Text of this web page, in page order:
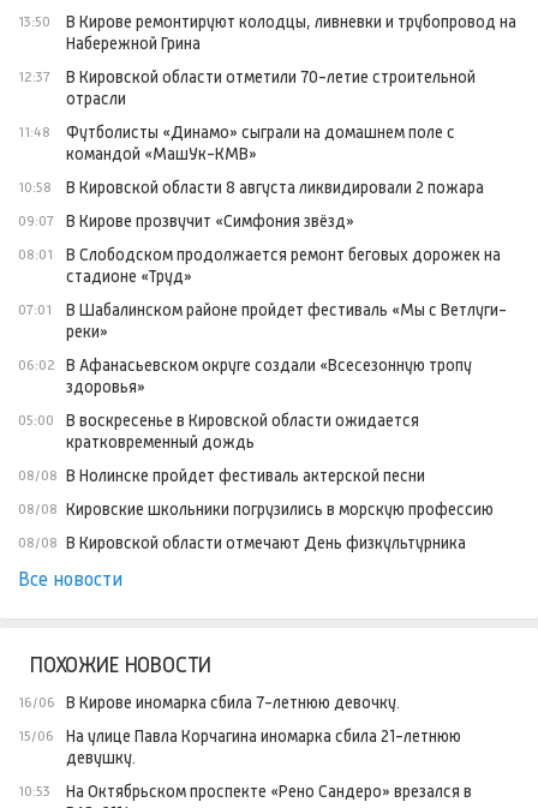
13:50
В Кирове ремонтируют колодцы, ливневки и трубопровод на
Набережной Грина
12:37
В Кировской области отметили 70-летие строительной
отрасли
11:48
Футболисты «Динамо» сыграли на домашнем поле с
командой «МашУк-КМВ»
10:58 В Кировской области 8 августа ликвидировали 2 пожара
09:07 В Кирове прозвучит «Симфония звёзд»
08:01
В Слободском продолжается ремонт беговых дорожек на
стадионе «Труд»
07:01
В Шабалинском районе пройдет фестиваль «Мы с Ветлуги-
реки»
06:02
В Афанасьевском округе создали «Всесезонную тропу
здоровья»
05:00
В воскресенье в Кировской области ожидается
кратковременный дождь
08/08 В Нолинске пройдет фестиваль актерской песни
08/08 Кировские школьники погрузились в морскую профессию
08/08 В Кировской области отмечают День физкультурника
Все новости
ПОХОЖИЕ НОВОСТИ
16/06 В Кирове иномарка сбила 7-летнюю девочку.
15/06
На улице Павла Корчагина иномарка сбила 21-летнюю
девушку.
10:53
На Октябрьском проспекте «Рено Сандеро» врезался в